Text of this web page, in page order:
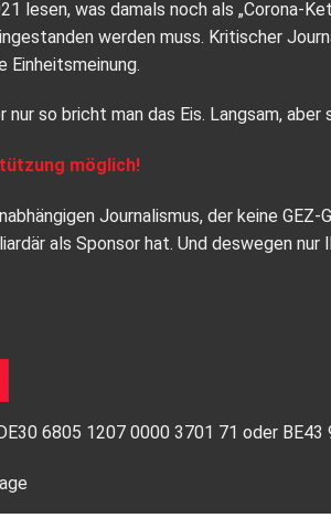
lesen, was damals noch als „Corona-
werden muss. Kritischer
Einheitsmeinung.
so bricht man das Eis. Langsam, aber
möglich!
Journalismus, der keine GEZ-
als Sponsor hat. Und deswegen nur
6805 1207 0000 3701 71 oder BE43